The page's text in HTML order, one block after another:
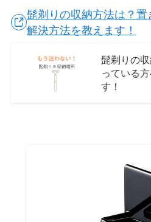
髭剃りの収納方法は？
解決方法を教えます！
髭剃りの
っている
す！